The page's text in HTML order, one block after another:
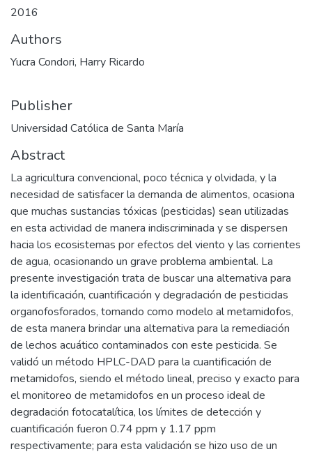
2016
Authors
Yucra Condori, Harry Ricardo
Publisher
Universidad Católica de Santa María
Abstract
La agricultura convencional, poco técnica y olvidada, y la
necesidad de satisfacer la demanda de alimentos, ocasiona
que muchas sustancias tóxicas (pesticidas) sean utilizadas
en esta actividad de manera indiscriminada y se dispersen
hacia los ecosistemas por efectos del viento y las corrientes
de agua, ocasionando un grave problema ambiental. La
presente investigación trata de buscar una alternativa para
la identificación, cuantificación y degradación de pesticidas
organofosforados, tomando como modelo al metamidofos,
de esta manera brindar una alternativa para la remediación
de lechos acuático contaminados con este pesticida. Se
validó un método HPLC-DAD para la cuantificación de
metamidofos, siendo el método lineal, preciso y exacto para
el monitoreo de metamidofos en un proceso ideal de
degradación fotocatalítica, los límites de detección y
cuantificación fueron 0.74 ppm y 1.17 ppm
respectivamente; para esta validación se hizo uso de un